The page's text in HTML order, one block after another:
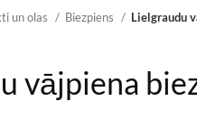
un olas Biezpiens Lielgraudu
vājpiena